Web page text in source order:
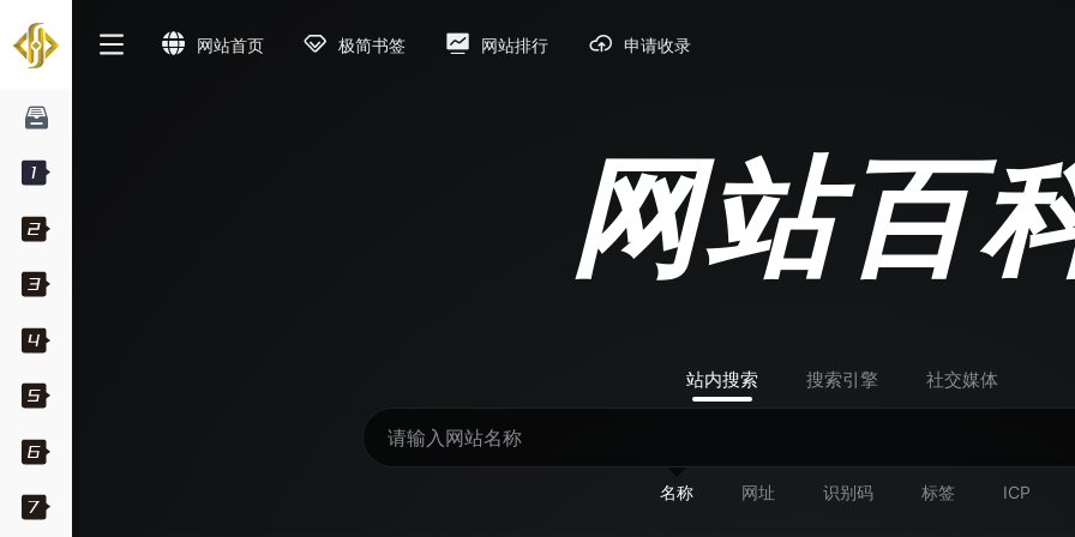
网站首页 极简书签 网站排行 申请收录
网站百
站内搜索 搜索引擎 社交媒体
名称 网址 识别码 标签 ICP